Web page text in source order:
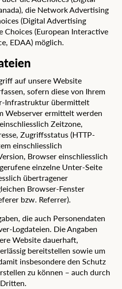
die Network Advertising
(Digital Advertising
Choices(European Interactive
EDAA) möglich.
auf unsere Website
sofern diese von Ihrem
Infrastruktur übermittelt
Webserver ermittelt werden
Zeitzone,
Zugriffsstatus (HTTP-
einschliesslich
Browser einschliesslich
einzelne Unter-Seite
übertragener
Browser-Fenster
bzw. Referrer).
die auch Personendaten
Logdateien. Die Angaben
Website dauerhaft,
bereitstellen sowie um
insbesondere den Schutz
zu können – auch durch